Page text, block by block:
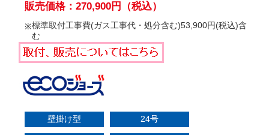
販売価格：270,900円（税込）
標準取付工事費(ガス工事代・処分含む)53,900円(税込)含
む
壁掛け型 24号